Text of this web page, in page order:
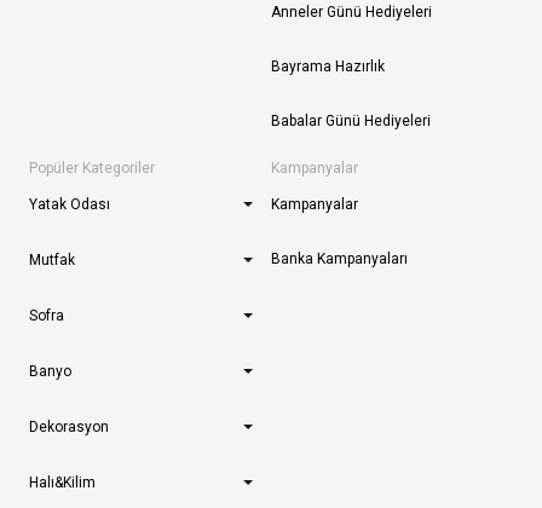
Anneler Günü Hediyeleri
Bayrama Hazırlık
Babalar Günü Hediyeleri
Popüler Kategoriler
Yatak Odası
Mutfak
Sofra
Banyo
Dekorasyon
Halı&Kilim
Kampanyalar
Kampanyalar
Banka Kampanyaları